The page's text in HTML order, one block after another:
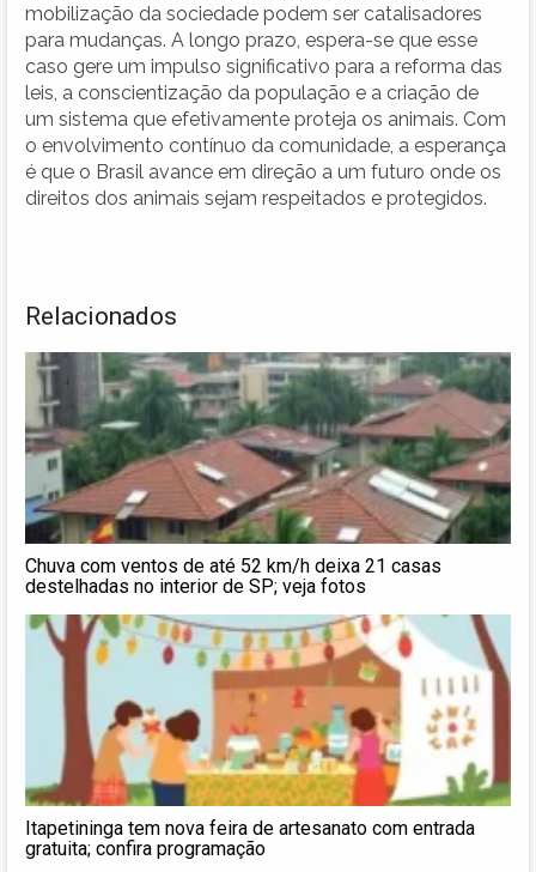
mobilização da sociedade podem ser catalisadores
para mudanças. A longo prazo, espera-se que esse
caso gere um impulso significativo para a reforma das
leis, a conscientização da população e a criação de
um sistema que efetivamente proteja os animais. Com
o envolvimento contínuo da comunidade, a esperança
é que o Brasil avance em direção a um futuro onde os
direitos dos animais sejam respeitados e protegidos.
Relacionados
Chuva com ventos de até 52 km/h deixa 21 casas
destelhadas no interior de SP; veja fotos
Itapetininga tem nova feira de artesanato com entrada
gratuita; confira programação